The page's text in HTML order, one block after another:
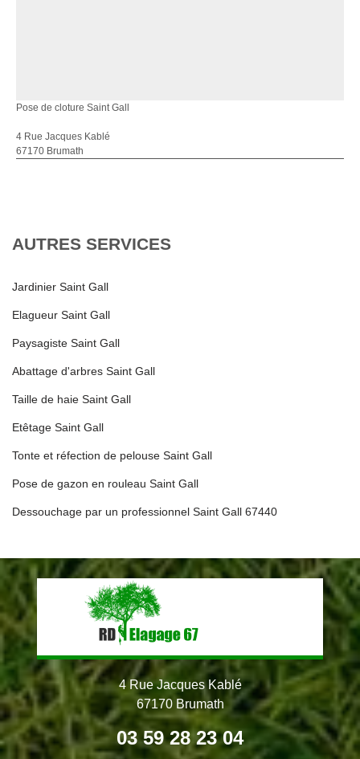
Pose de cloture Saint Gall
4 Rue Jacques Kablé
67170 Brumath
AUTRES SERVICES
Jardinier Saint Gall
Elagueur Saint Gall
Paysagiste Saint Gall
Abattage d'arbres Saint Gall
Taille de haie Saint Gall
Etêtage Saint Gall
Tonte et réfection de pelouse Saint Gall
Pose de gazon en rouleau Saint Gall
Dessouchage par un professionnel Saint Gall 67440
4 Rue Jacques Kablé
67170 Brumath
03 59 28 23 04